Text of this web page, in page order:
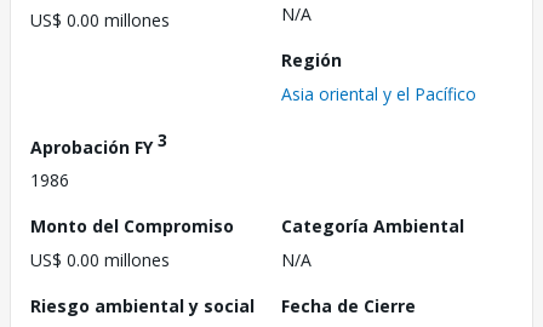
US$ 0.00 millones
N/A
Región
Asia oriental y el Pacífico
Aprobación FY3
1986
Monto del Compromiso
US$ 0.00 millones
Categoría Ambiental
N/A
Riesgo ambiental y social
Fecha de Cierre